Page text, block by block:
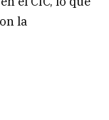
la